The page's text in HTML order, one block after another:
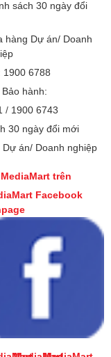
rất rõ ràng. Điều
lớn tuổi có thể
SIM, lưu danh bạ
hệ cũ trước đó chỉ
4G đã được cải
thế hệ mới. Điều
thoại liền mạch
trung thực
sách 30 ngày đổi
hàng Dự án/ Doanh
1900 6788
hành:
/ 1900 6743
30 ngày đổi mới
Dự án/ Doanh nghiệp
trên
Facebook